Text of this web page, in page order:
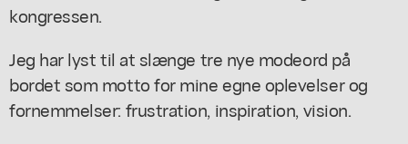
kongressen.
Jeg har lyst til at slænge tre nye modeord på
bordet som motto for mine egne oplevelser og
fornemmelser: frustration, inspiration, vision.